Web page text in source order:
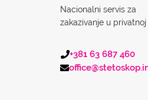
Nacionalni servis za
zakazivanje u privatnoj
+381 63 687 460